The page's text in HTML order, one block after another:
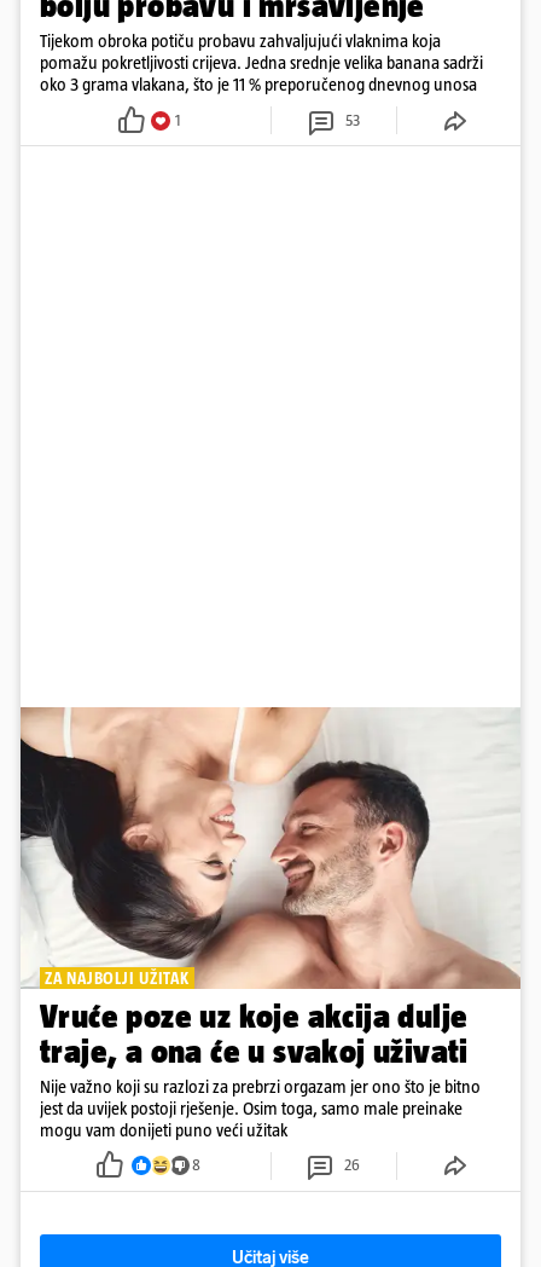
Tijekom obroka potiču probavu zahvaljujući vlaknima koja
pomažu pokretljivosti crijeva. Jedna srednje velika banana sadrži
oko 3 grama vlakana, što je 11 % preporučenog dnevnog unosa
1 53
ZA NAJBOLJI UŽITAK
Vruće poze uz koje akcija dulje
traje, a ona će u svakoj uživati
Nije važno koji su razlozi za prebrzi orgazam jer ono što je bitno
jest da uvijek postoji rješenje. Osim toga, samo male preinake
mogu vam donijeti puno veći užitak
8 26
Učitaj više